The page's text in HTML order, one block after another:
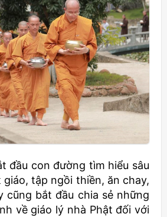
đầu con đường tìm hiểu sâu
giáo, tập ngồi thiền, ăn chay,
cũng bắt đầu chia sẻ những
về giáo lý nhà Phật đối với